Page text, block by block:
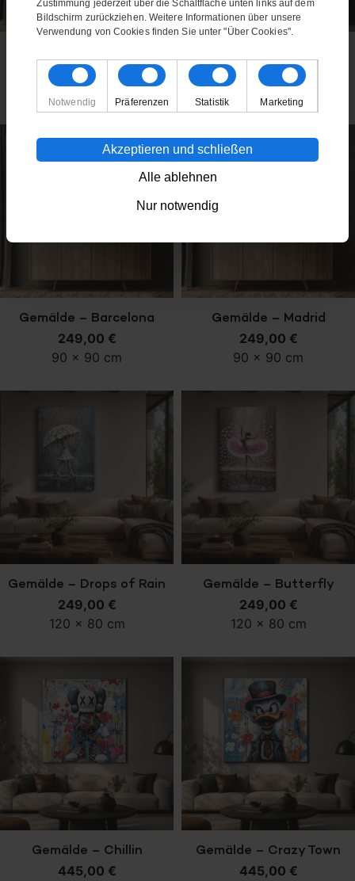
249,00
90 x 90 cm
249,00€
90 x 90 cm
In den Warenkorb
Gemälde – Barcelona
249,00 €
90 x 90 cm
In den Warenkorb
Gemälde – Madrid
249,00 €
90 x 90 cm
In den Warenkorb
Gemälde – Drops of Rain
249,00 €
120 x 80 cm
In den Warenkorb
Gemälde – Butterfly
Ballet
249,00 €
120 x 80 cm
In den Warenkorb
Gemälde – Chillin
445,00 €
In den Warenkorb
Gemälde – Crazy Town
445,00 €
Zustimmung jederzeit über die Schaltfläche unten links auf dem
Bildschirm zurückziehen. Weitere Informationen über unsere
Verwendung von Cookies finden Sie unter "Über Cookies".
Notwendig Präferenzen Statistik Marketing
Alle ablehnen
Nur notwendig
Akzeptieren und schließen
von 200 € gewinnen?
Ja Danke
Nein danke